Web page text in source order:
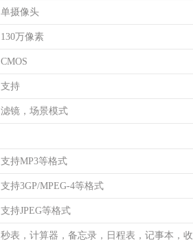
单摄像头
130万像素
CMOS
支持
滤镜，场景模式
支持MP3等格式
支持3GP/MPEG-4等格式
支持JPEG等格式
秒表，计算器，备忘录，日程表，记事本，